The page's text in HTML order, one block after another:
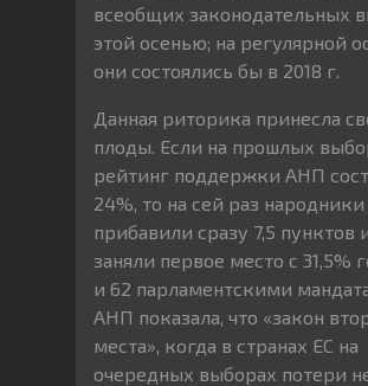
всеобщих законодательных
этой осенью; на регулярной
они состоялись бы в 2018 г.
Данная риторика принесла
плоды. Если на прошлых
рейтинг поддержки АНП
24%, то на сей раз народники
прибавили сразу 7,5 пунктов
заняли первое место с 31,5%
и 62 парламентскими
АНП показала, что «закон
места», когда в странах ЕС на
очередных выборах потери